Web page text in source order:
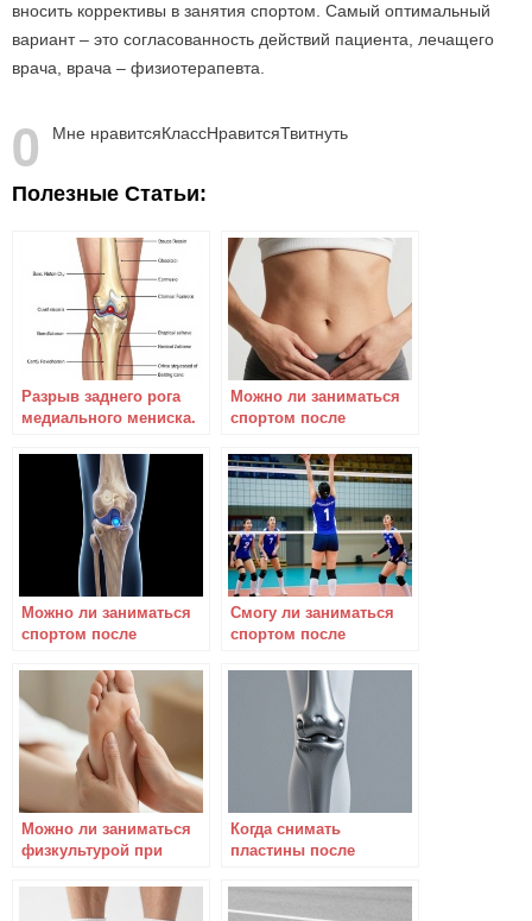
вносить коррективы в занятия спортом. Самый оптимальный
вариант – это согласованность действий пациента, лечащего
врача, врача – физиотерапевта.
0 Мне нравитсяКлассНравитсяТвитнуть
Полезные Статьи:
Разрыв заднего рога
медиального мениска.
спортом?
Можно ли заниматься
спортом после
тазобедренного сустава
Можно ли заниматься
спортом после
медиального мениска
коленного сустава
Смогу ли заниматься
спортом после
повреждения колена?
Можно ли заниматься
физкультурой при
Когда снимать
пластины после
суставов?